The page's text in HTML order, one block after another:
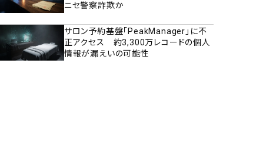
ニセ警察詐欺か
サロン予約基盤「PeakManager」に不
正アクセス 約3,300万レコードの個人
情報が漏えいの可能性